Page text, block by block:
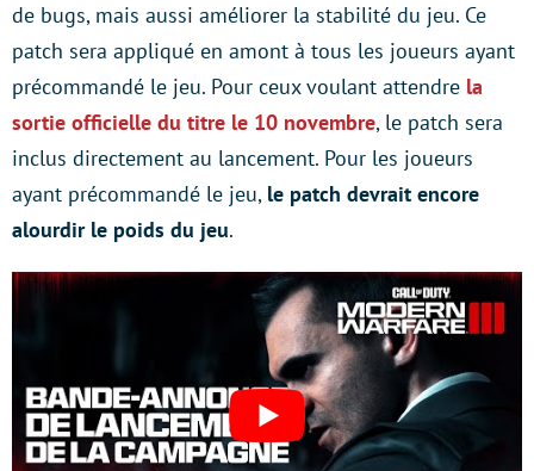
de bugs, mais aussi améliorer la stabilité du jeu. Ce
patch sera appliqué en amont à tous les joueurs ayant
précommandé le jeu. Pour ceux voulant attendre la
sortie officielle du titre le 10 novembre, le patch sera
inclus directement au lancement. Pour les joueurs
ayant précommandé le jeu, le patch devrait encore
alourdir le poids du jeu.